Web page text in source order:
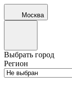
Москва
Выбрать город
Регион